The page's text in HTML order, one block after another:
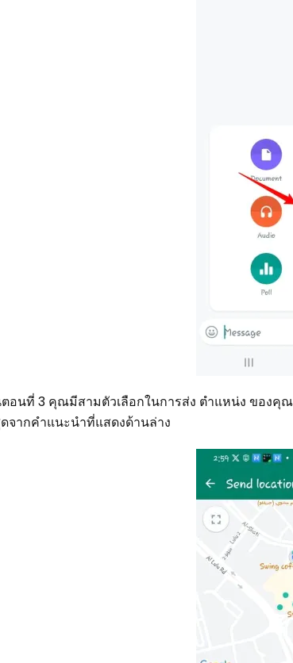
อนที่ 3 คุณมีสามตัวเลือกในการส่ง ตำแหน่ง ของคุ
จากคำแนะนำที่แสดงด้านล่าง